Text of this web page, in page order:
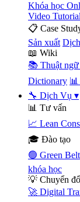
Khóa học
Video
📋 Case
Sản xuất
📖 Wiki
📚 Thuật ngữ
Dictionary
🔧 Dịch Vụ ▾
📊 Tư vấn
📈 Lean
🎓 Đào tạo
🟢 Green Belt
khóa học
💡 Chuyển
🚀 Digital